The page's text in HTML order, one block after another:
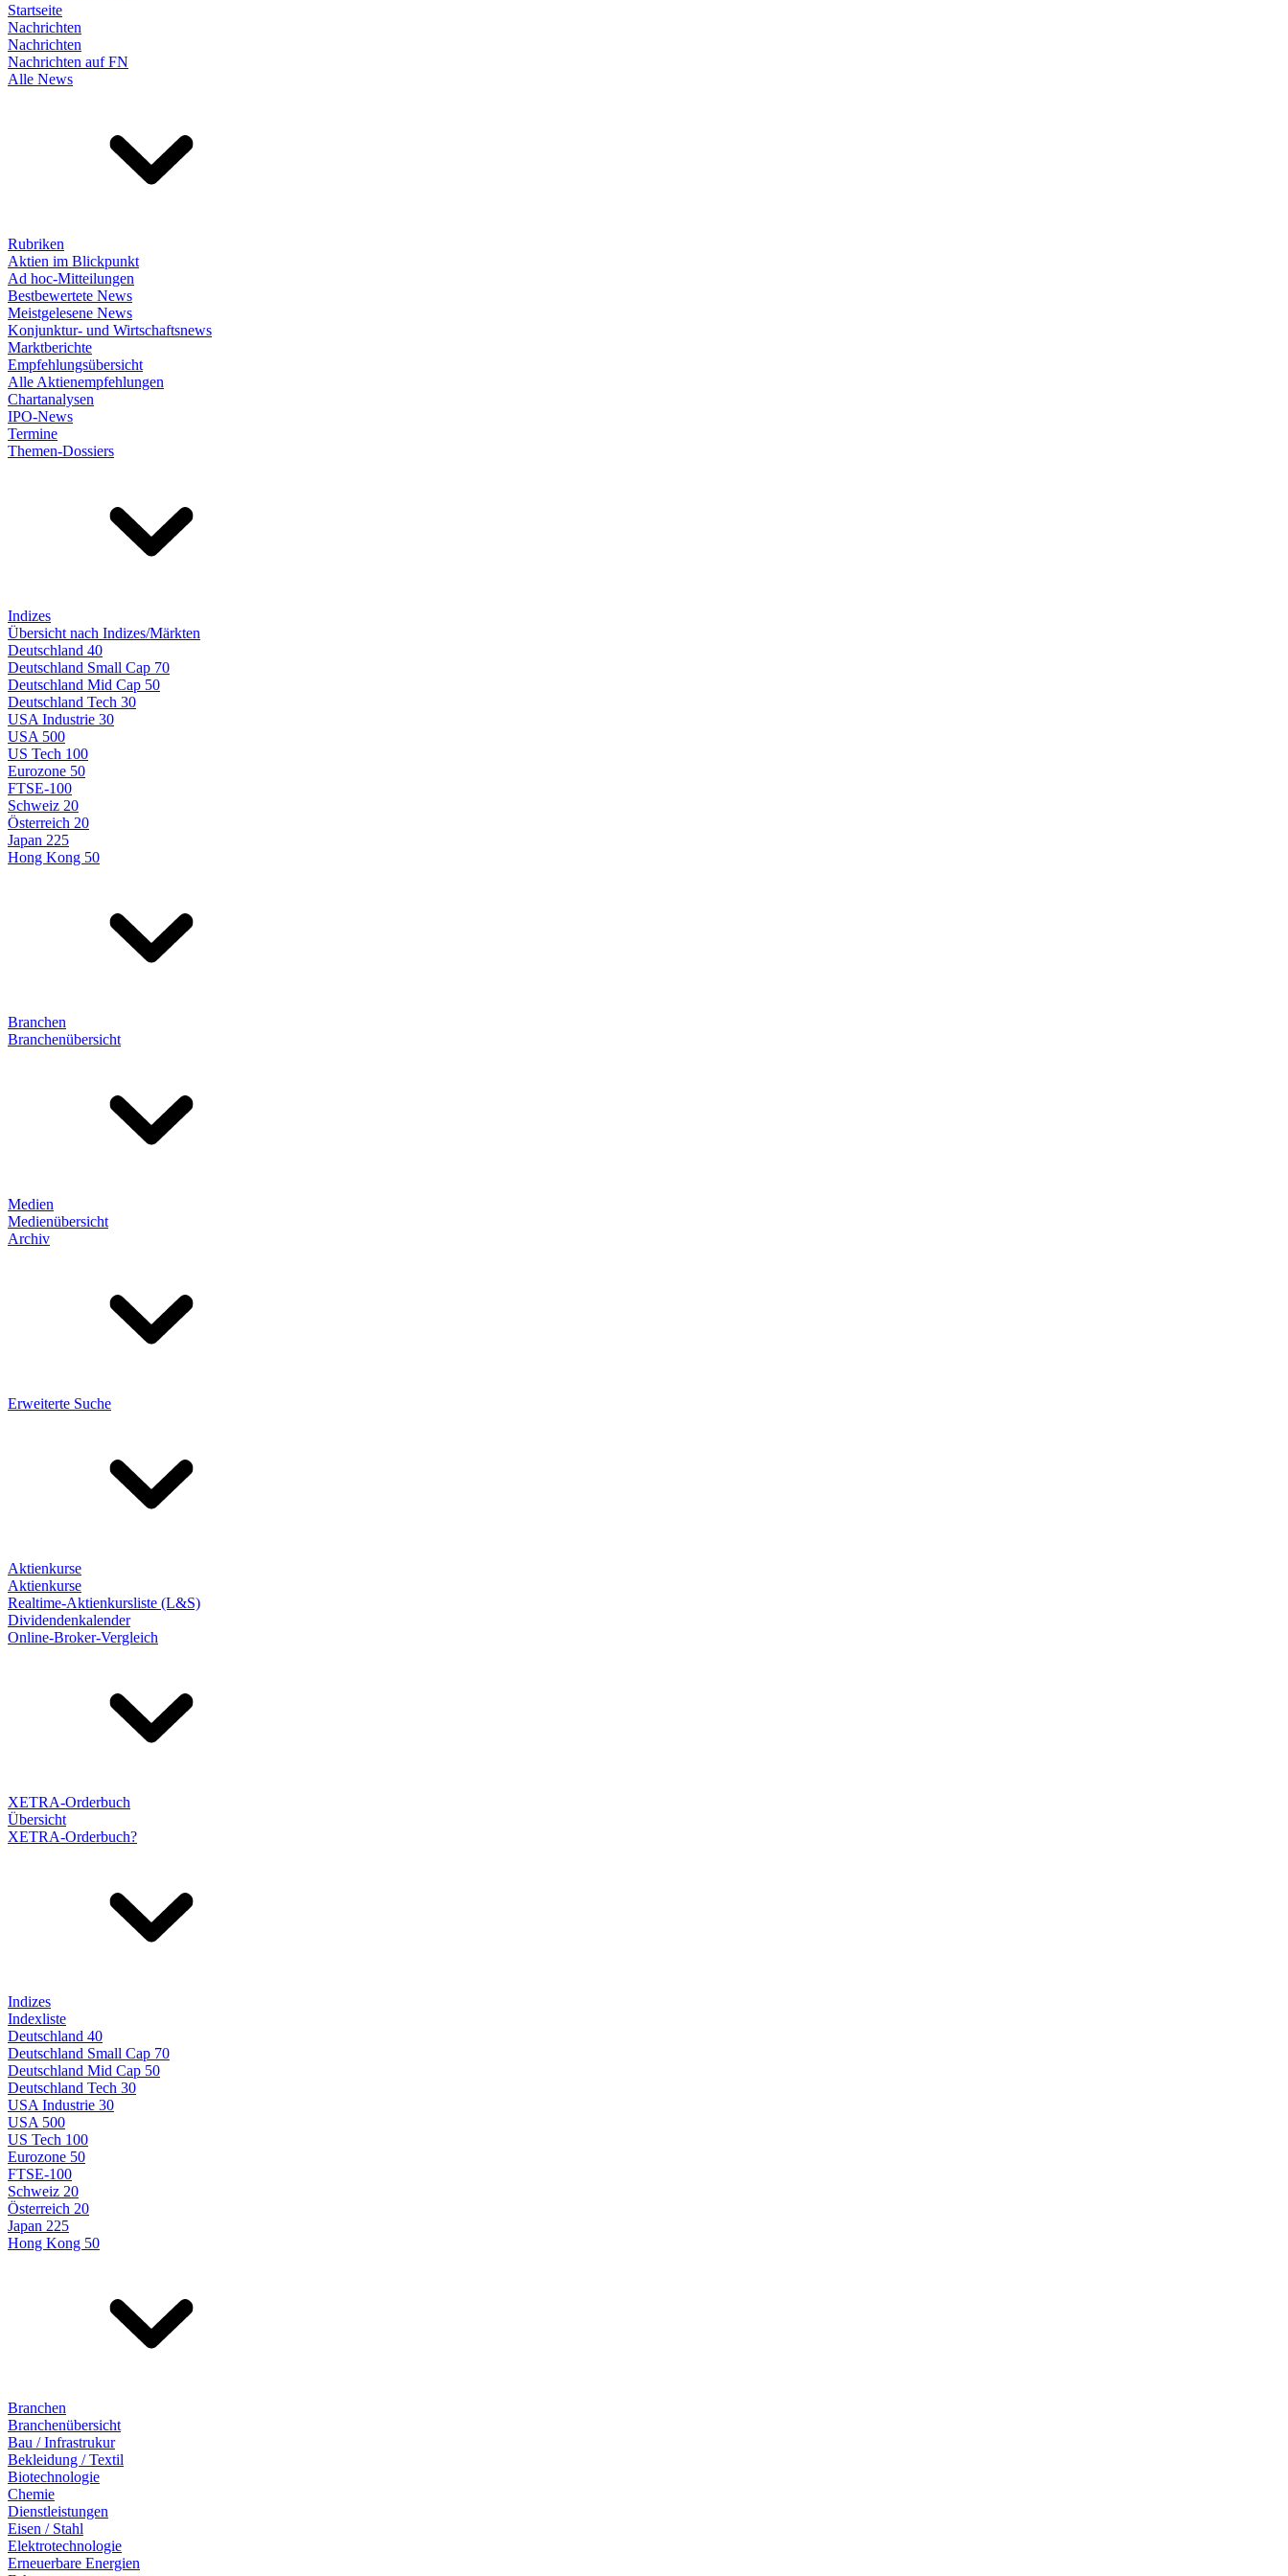
Startseite
Nachrichten
Nachrichten
Nachrichten auf FN
Alle News
Rubriken
Aktien im Blickpunkt
Ad hoc-Mitteilungen
Bestbewertete News
Meistgelesene News
Konjunktur- und Wirtschaftsnews
Marktberichte
Empfehlungsübersicht
Alle Aktienempfehlungen
Chartanalysen
IPO-News
Termine
Themen-Dossiers
Indizes
Übersicht nach Indizes/Märkten
Deutschland 40
Deutschland Small Cap 70
Deutschland Mid Cap 50
Deutschland Tech 30
USA Industrie 30
USA 500
US Tech 100
Eurozone 50
FTSE-100
Schweiz 20
Österreich 20
Japan 225
Hong Kong 50
Branchen
Branchenübersicht
Medien
Medienübersicht
Archiv
Erweiterte Suche
Aktienkurse
Aktienkurse
Realtime-Aktienkursliste (L&S)
Dividendenkalender
Online-Broker-Vergleich
XETRA-Orderbuch
Übersicht
XETRA-Orderbuch?
Indizes
Indexliste
Deutschland 40
Deutschland Small Cap 70
Deutschland Mid Cap 50
Deutschland Tech 30
USA Industrie 30
USA 500
US Tech 100
Eurozone 50
FTSE-100
Schweiz 20
Österreich 20
Japan 225
Hong Kong 50
Branchen
Branchenübersicht
Bau / Infrastrukur
Bekleidung / Textil
Biotechnologie
Chemie
Dienstleistungen
Eisen / Stahl
Elektrotechnologie
Erneuerbare Energien